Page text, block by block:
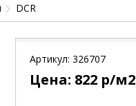
DCR
Артикул: 326707
Цена: 822 р/м2